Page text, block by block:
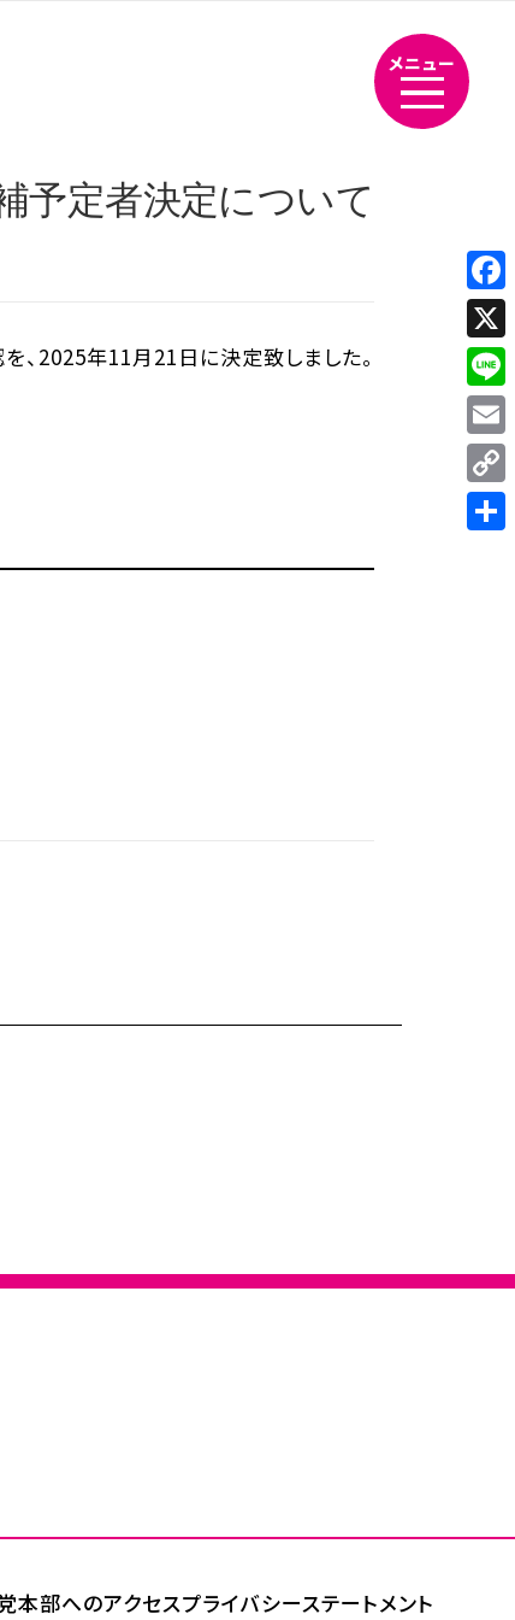
メニュー
予定者決定について
2025年11月21日に決定致しました。
本部へのアクセスプライバシーステートメント
X
Line
Link